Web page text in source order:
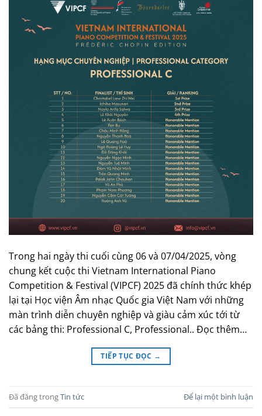
Trong hai ngày thi cuối cùng 06 và 07/04/2025, vòng
chung kết cuộc thi Vietnam International Piano
Competition & Festival (VIPCF) 2025 đã chính thức khép
lại tại Học viện Âm nhạc Quốc gia Việt Nam với những
màn trình diễn chuyên nghiệp và giàu cảm xúc tới từ
các bảng thi: Professional C, Professional.. Đọc thêm…
TIẾP TỤC ĐỌC →
Đã đăng trongTin tức Để lại một bình luận